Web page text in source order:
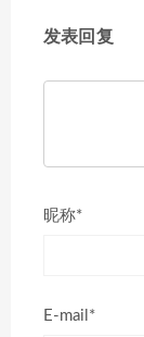
发表回复
昵称*
E-mail*